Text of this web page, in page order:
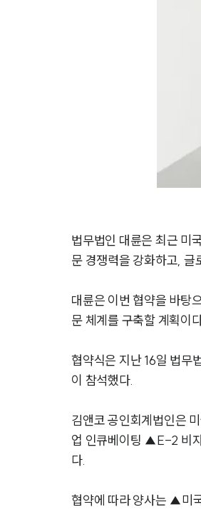
법무법인 대륜은 최근
문 경쟁력을 강화하고, 글
대륜은 이번 협약을 바탕
문 체계를 구축할 계획이
협약식은 지난 16일 법무
이 참석했다.
김앤코 공인회계법인은
업 인큐베이팅 ▲E-2 비자
다.
협약에 따라 양사는 ▲미